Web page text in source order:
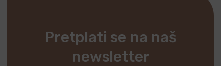
Pretplati se na naš
newsletter